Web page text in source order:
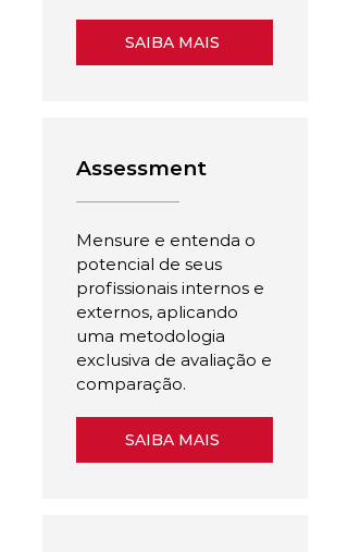
SAIBA MAIS
Assessment
Mensure e entenda o
potencial de seus
profissionais internos e
externos, aplicando
uma metodologia
exclusiva de avaliação e
comparação.
SAIBA MAIS